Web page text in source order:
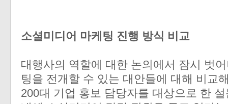
소셜미디어 마케팅 진행 방식 비교
대행사의 역할에 대한 논의에서 잠시 벗
팅을 전개할 수 있는 대안들에 대해 비교
200대 기업 홍보 담당자를 대상으로 한